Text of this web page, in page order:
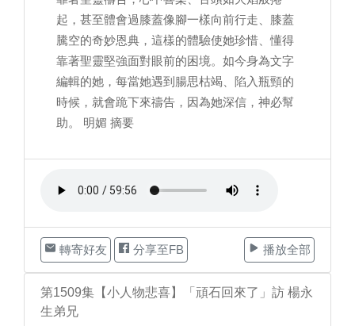
起，甚至體會過膝蓋像腳一樣向前行走、膝蓋
騰空的奇妙恩典，這樣的體驗使她珍惜、懂得
靠著聖靈堅強面對眼前的困境。如今身為文字
編輯的她，每當她遇到腸思枯竭、陷入瓶頸的
時候，就會跪下來禱告，因為她深信，神必幫
助。 明媚 摘要
轉寄好友 分享至FB 播放全部
第1509集【小人物悲喜】「頑石回來了」訪 楊永
生弟兄